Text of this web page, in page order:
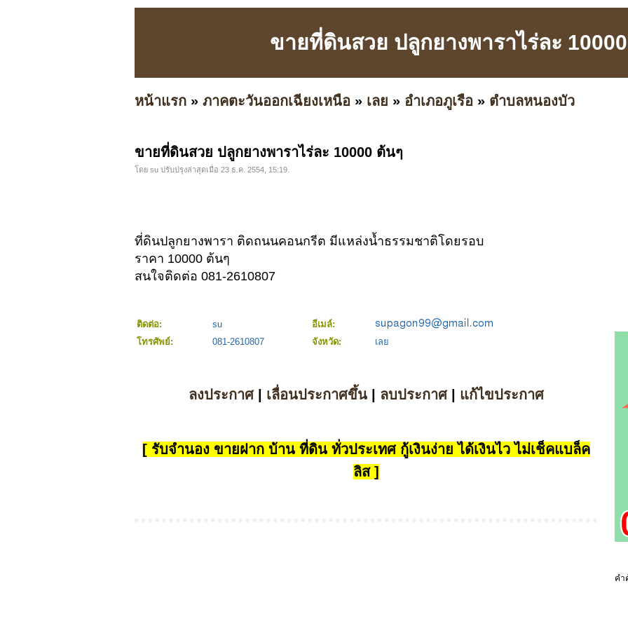
ขายที่ดินสวย ปลูกยางพาราไร่ละ
หน้าแรก » ภาคตะวันออกเฉียงเหนือ » เลย » อำเภอภูเรือ » ตำบลหนองบัว
ขายที่ดินสวย ปลูกยางพาราไร่ละ 10000 ต้นๆ
โดย su ปรับปรุงล่าสุดเมื่อ 23 ธ.ค. 2554, 15:19.
ที่ดินปลูกยางพารา ติดถนนคอนกรีต มีแหล่งน้ำธรรมชาติโดยรอบ
ราคา 10000 ต้นๆ
สนใจติดต่อ 081-2610807
ติดต่อ: su
อีเมล์:
โทรศัพย์:
081-2610807 จังหวัด: เลย
ลงประกาศ| เลื่อนประกาศขึ้น| ลบประกาศ| แก้ไขประกาศ
[ รับจำนอง ขายฝาก บ้าน ที่ดิน ทั่วประเทศ กู้เงินง่าย ได้เงินไว ไม่เช็คแบล็ค
ลิส ]
คำ